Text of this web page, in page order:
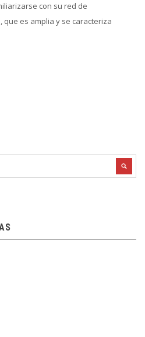
con su red de
es amplia y se caracteriza